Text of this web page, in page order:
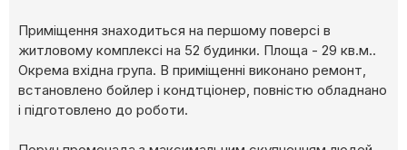
Приміщення знаходиться на першому поверсі в
житловому комплексі на 52 будинки. Площа - 29 кв.м..
Окрема вхідна група. В приміщенні виконано ремонт,
встановлено бойлер і кондтціонер, повністю обладнано
і підготовлено до роботи.